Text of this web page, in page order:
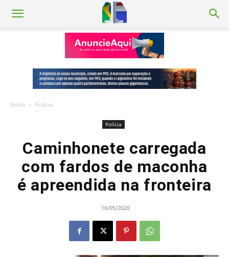
Início Polícia
Polícia
Caminhonete carregada
com fardos de maconha
é apreendida na fronteira
16/05/2020